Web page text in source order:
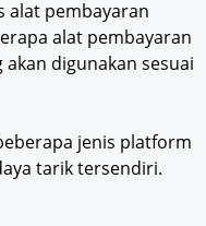
alat pembayaran
alat pembayaran
digunakan sesuai
jenis platform
tarik tersendiri.